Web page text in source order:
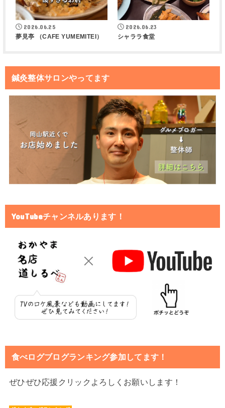
2026.06.25
夢見亭 （CAFE YUMEMITEI）
2026.06.23
シャララ食堂
鍼灸整体サロンやってます
YouTubeチャンネルあります！
食べログブログランキング参加してます！
ぜひぜひ応援クリックよろしくお願いします！